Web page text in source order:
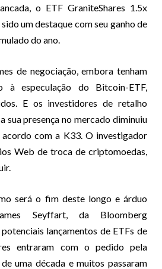
o ETF GraniteShares 1.5x
um destaque com seu ganho de
do ano.
de negociação, embora tenham
à especulação do Bitcoin-ETF,
E os investidores de retalho
sua presença no mercado diminuiu
com a K33. O investigador
Web de troca de criptomoedas,
será o fim deste longo e árduo
Seyffart, da Bloomberg
lançamentos de ETFs de
entraram com o pedido pela
uma década e muitos passaram